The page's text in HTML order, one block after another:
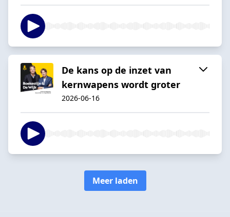
De kans op de inzet van
kernwapens wordt groter
2026-06-16
Meer laden